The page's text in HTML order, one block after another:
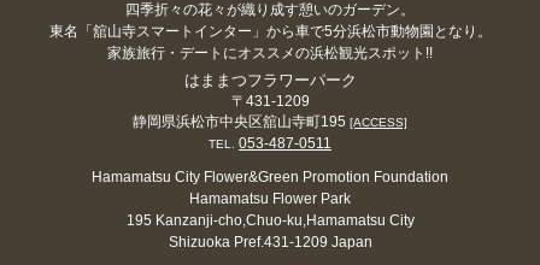
四季折々の花々が織り成す憩いのガーデン。
東名「舘山寺スマートインター」から車で5分浜松市動物園となり。
家族旅行・デートにオススメの浜松観光スポット!!
はままつフラワーパーク
〒431-1209
静岡県浜松市中央区舘山寺町195 [ACCESS]
TEL.
053-487-0511
Hamamatsu City Flower&Green Promotion Foundation
Hamamatsu Flower Park
195 Kanzanji-cho,Chuo-ku,Hamamatsu City
Shizuoka Pref.431-1209 Japan